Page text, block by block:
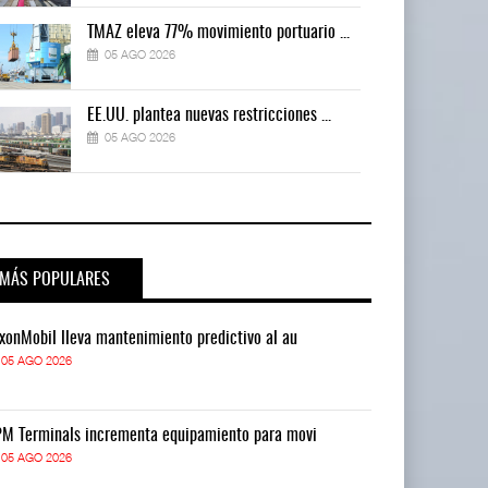
TMAZ eleva 77% movimiento portuario ...
05 AGO 2026
EE.UU. plantea nuevas restricciones ...
05 AGO 2026
MÁS POPULARES
lleva mantenimiento predictivo al au
05 AGO 2026
Terminals incrementa equipamiento para movi
05 AGO 2026